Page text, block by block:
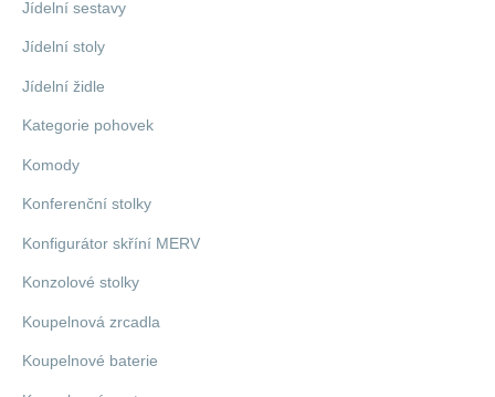
Jídelní sestavy
Jídelní stoly
Jídelní židle
Kategorie pohovek
Komody
Konferenční stolky
Konfigurátor skříní MERV
Konzolové stolky
Koupelnová zrcadla
Koupelnové baterie